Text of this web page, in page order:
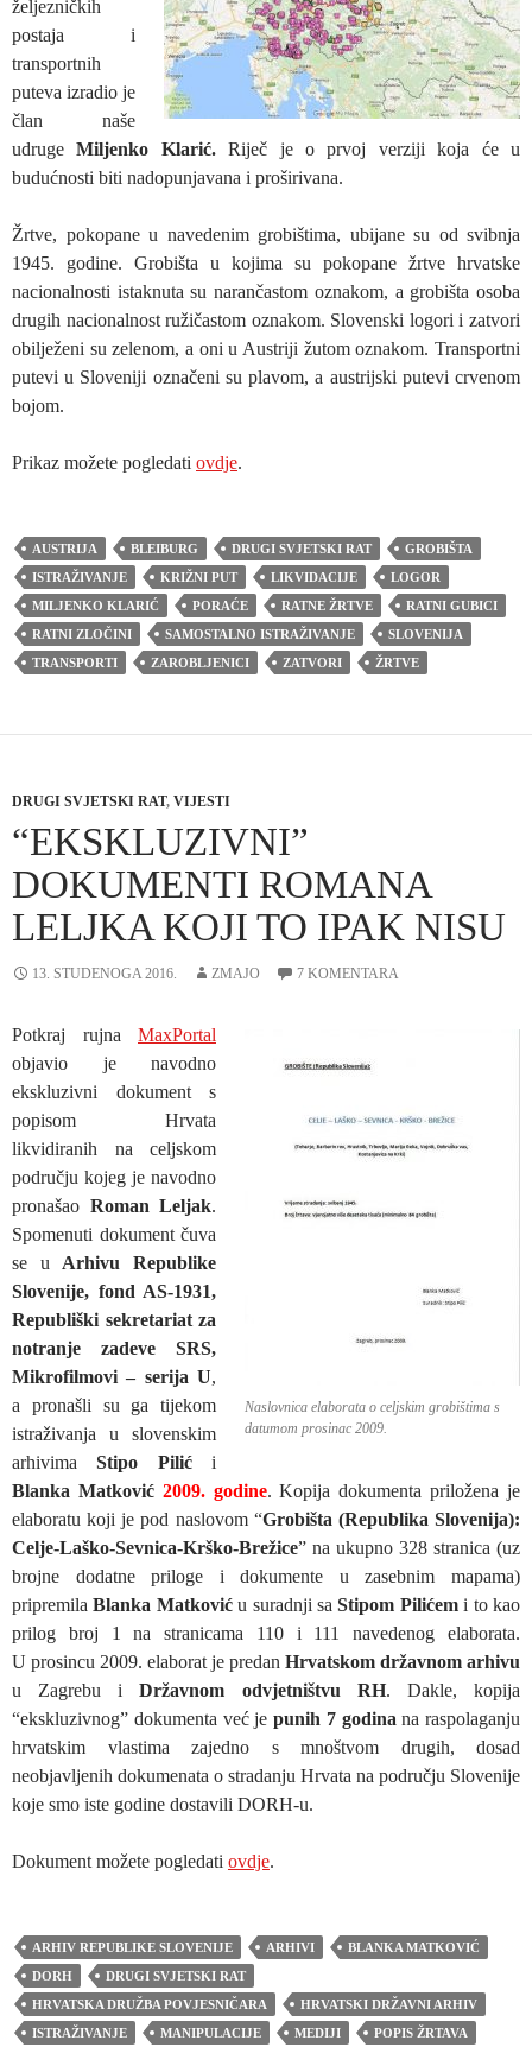
željezničkih
postaja i
transportnih
puteva izradio je
član naše
udrugeMiljenko Klarić.Riječ je o prvoj verziji koja će u
budućnosti biti nadopunjavana i proširivana.
Žrtve, pokopane u navedenim grobištima, ubijane su od svibnja
1945. godine. Grobišta u kojima su pokopane žrtve hrvatske
nacionalnosti istaknuta su narančastom oznakom, a grobišta osoba
drugih nacionalnost ružičastom oznakom. Slovenski logori i zatvori
obilježeni su zelenom, a oni u Austriji žutom oznakom. Transportni
putevi u Sloveniji označeni su plavom, a austrijski putevi crvenom
bojom.
Prikaz možete pogledati ovdje.
AUSTRIJA BLEIBURG DRUGI SVJETSKI RAT
GROBIŠTA
ISTRAŽIVANJE
KRIŽNI PUT LIKVIDACIJE
LOGOR
MILJENKO KLARIĆ
PORAĆE RATNE ŽRTVE
RATNI GUBICI
RATNI ZLOČINI
SAMOSTALNO ISTRAŽIVANJE
SLOVENIJA
TRANSPORTI
ZAROBLJENICI ZATVORI ŽRTVE
DRUGI SVJETSKI RAT, VIJESTI
“EKSKLUZIVNI”
DOKUMENTI ROMANA
LELJKA KOJI TO IPAK NISU
13. STUDENOGA 2016. ZMAJO 7 KOMENTARA
Naslovnica elaborata o celjskim grobištima s
datumom prosinac 2009.
Potkraj rujna MaxPortal
objavio je navodno
ekskluzivni dokument s
popisom Hrvata
likvidiranih na celjskom
području kojeg je navodno
pronašao Roman Leljak.
Spomenuti dokument čuva
se u Arhivu Republike
Slovenije, fond AS-1931,
Republiški sekretariat za
notranje zadeve SRS,
Mikrofilmovi – serija U,
a pronašli su ga tijekom
istraživanja u slovenskim
arhivimaStipo Pilići
Blanka Matković 2009. godine. Kopija dokumenta priložena je
elaboratu koji je pod naslovom “Grobišta (Republika Slovenija):
Celje-Laško-Sevnica-Krško-Brežice” na ukupno 328 stranica (uz
brojne dodatne priloge i dokumente u zasebnim mapama)
pripremilaBlanka Matkoviću suradnji saStipom Pilićemi to kao
prilog broj 1 na stranicama 110 i 111 navedenog elaborata.
U prosincu 2009. elaborat je predan Hrvatskom državnom arhivu
u Zagrebu iDržavnom odvjetništvu RH. Dakle, kopija
“ekskluzivnog” dokumenta već je punih 7 godina na raspolaganju
hrvatskim vlastima zajedno s mnoštvom drugih, dosad
neobjavljenih dokumenata o stradanju Hrvata na području Slovenije
koje smo iste godine dostavili DORH-u.
Dokument možete pogledati ovdje.
ARHIV REPUBLIKE SLOVENIJE ARHIVI
BLANKA MATKOVIĆ
DORH
DRUGI SVJETSKI RAT
HRVATSKA DRUŽBA POVJESNIČARA
HRVATSKI DRŽAVNI ARHIV
ISTRAŽIVANJE
MANIPULACIJE MEDIJI
POPIS ŽRTAVA